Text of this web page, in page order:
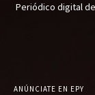
Periódico digital
ANÚNCIATE EN EPY